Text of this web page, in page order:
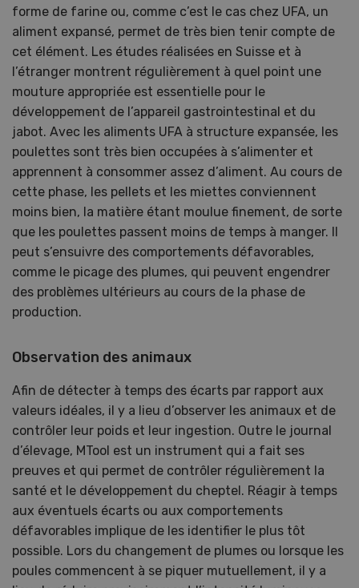
forme de farine ou, comme c’est le cas chez UFA, un
aliment expansé, permet de très bien tenir compte de
cet élément. Les études réalisées en Suisse et à
l’étranger montrent régulièrement à quel point une
mouture appropriée est essentielle pour le
développement de l’appareil gastrointestinal et du
jabot. Avec les aliments UFA à structure expansée, les
poulettes sont très bien occupées à s’alimenter et
apprennent à consommer assez d’aliment. Au cours de
cette phase, les pellets et les miettes conviennent
moins bien, la matière étant moulue finement, de sorte
que les poulettes passent moins de temps à manger. Il
peut s’ensuivre des comportements défavorables,
comme le picage des plumes, qui peuvent engendrer
des problèmes ultérieurs au cours de la phase de
production.
Observation des animaux
Afin de détecter à temps des écarts par rapport aux
valeurs idéales, il y a lieu d’observer les animaux et de
contrôler leur poids et leur ingestion. Outre le journal
d’élevage, MTool est un instrument qui a fait ses
preuves et qui permet de contrôler régulièrement la
santé et le développement du cheptel. Réagir à temps
aux éventuels écarts ou aux comportements
défavorables implique de les identifier le plus tôt
possible. Lors du changement de plumes ou lorsque les
poules commencent à se piquer mutuellement, il y a